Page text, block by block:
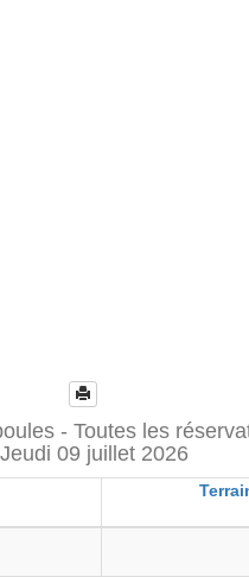
- Toutes les
Jeudi 09 juillet 2026